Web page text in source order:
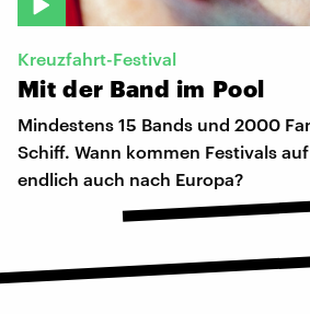
Kreuzfahrt-Festival
Mit der Band im Pool
Mindestens 15 Bands und 2000
Schiff. Wann kommen Festivals
endlich auch nach Europa?